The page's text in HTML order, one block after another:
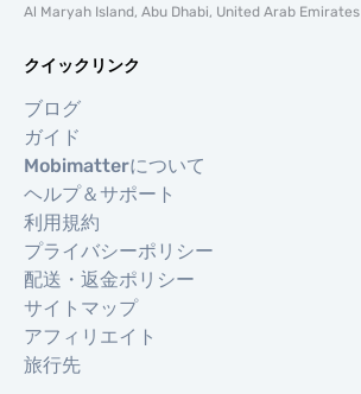
Al Maryah Island, Abu Dhabi, United Arab Emirates
クイックリンク
ブログ
ガイド
Mobimatterについて
ヘルプ＆サポート
利用規約
プライバシーポリシー
配送・返金ポリシー
サイトマップ
アフィリエイト
旅行先